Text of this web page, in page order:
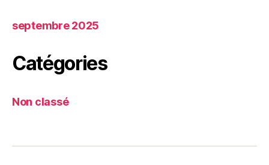
septembre 2025
Catégories
Non classé